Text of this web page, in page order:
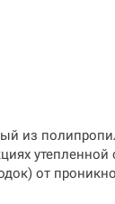
из
от